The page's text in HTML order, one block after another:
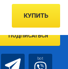
КУПИТЬ
об акцияx и
ПОДПИСАТЬСЯ
bot